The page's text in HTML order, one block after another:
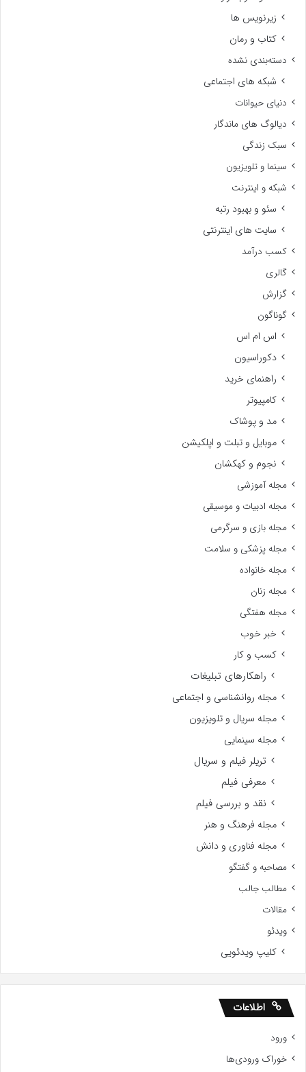
زیرنویس ها
کتاب و رمان
دسته‌بندی نشده
شبکه های اجتماعی
دنیای حیوانات
دیالوگ های ماندگار
سبک زندگی
سینما و تلویزیون
شبکه و اینترنت
سئو و بهبود رتبه
سایت های اینترنتی
کسب درآمد
گالری
گزارش
گوناگون
اس ام اس
دکوراسیون
راهنمای خرید
کامپیوتر
مد و پوشاک
موبایل و تبلت و اپلکیشن
نجوم و کهکشان
مجله آموزشی
مجله ادبیات و موسیقی
مجله بازی و سرگرمی
مجله پزشکی و سلامت
مجله خانواده
مجله زنان
مجله هفتگی
خبر خوب
کسب و کار
راهکارهای تبلیغات
مجله روانشناسی و اجتماعی
مجله سریال و تلویزیون
مجله سینمایی
تریلر فیلم و سریال
معرفی فیلم
نقد و بررسی فیلم
مجله فرهنگ و هنر
مجله فناوری و دانش
مصاحبه و گفتگو
مطالب جالب
مقالات
ویدئو
کلیپ ویدئویی
اطلاعات
ورود
خوراک ورودی‌ها